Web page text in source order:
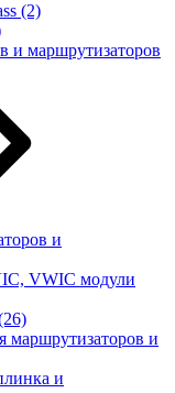
(2)
и маршрутизаторов
и
VWIC модули
маршрутизаторов и
и